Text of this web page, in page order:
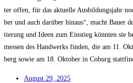
ter offen, für das aktu­el­le Aus­bil­dungs­jahr
ber und auch dar­über hin­aus“, macht Bau­er
tie­rung und Ideen zum Ein­stieg könn­ten sie
mes­sen des Hand­werks fin­den, die am 11.
berg sowie am 18. Okto­ber in Coburg
August 29, 2025